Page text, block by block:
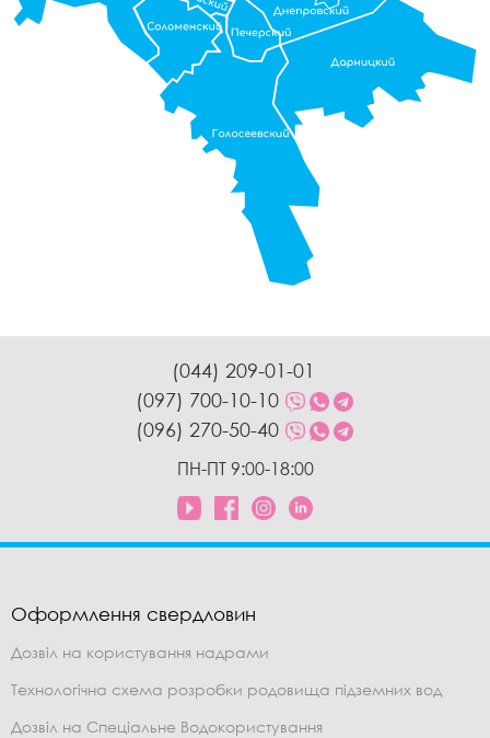
(044) 209-01-01
(097) 700-10-10
(096) 270-50-40
ПН-ПТ 9:00-18:00
Оформлення свердловин
Дозвіл на користування надрами
Технологічна схема розробки родовища підземних вод
Дозвіл на Спеціальне Водокористування